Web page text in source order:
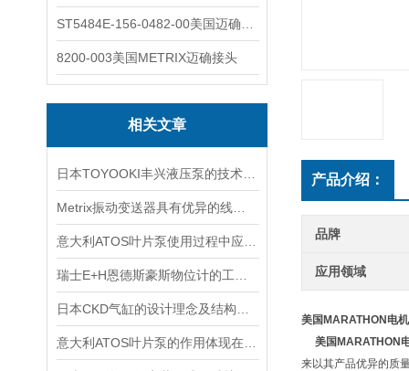
8200-003美国METRIX迈确接头
相关文章
产品介绍：
品牌
应用领域
美国MARATHON电机
美国MARATHON
来以其产品优异的质